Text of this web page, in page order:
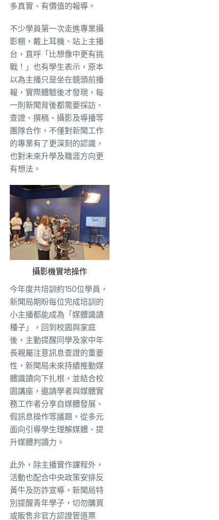
多真實、有價值的報導。
不少學員第一次走進專業攝
影棚，戴上耳機、站上主播
台，直呼「比想像中更有挑
戰！」也有學生表示，原本
以為主播只是坐在鏡頭前播
報，實際體驗後才發現，每
一則新聞背後都需要採訪、
查證、撰稿、攝影及導播等
團隊合作，不僅對新聞工作
的專業有了更深刻的認識，
也對未來升學及職涯方向更
有想法。
攝影機實地操作
今年度共培訓約150位學員，
新聞局期盼每位完成培訓的
小主播都能成為「媒體識讀
種子」，回到校園與家庭
後，主動提醒同學及家中年
長親屬注意訊息查證的重要
性，新聞局未來持續推動媒
體識讀向下扎根，並結合校
園講座，邀請學者與媒體實
務工作者分享自媒體發展、
假訊息操作等議題，從多元
面向引導學生理解媒體、提
升媒體判讀力。
此外，除主播實作課程外，
活動也配合中央政策安排反
黃牛及防詐宣導，新聞局特
別提醒青年學子，切勿購買
或販售非官方認證管道票